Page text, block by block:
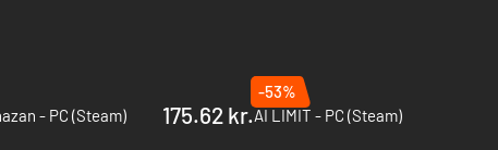
det fremkrybende mørke, som truer de få mennesker der er
genvinder Wuchangs tabte minder, vil dine valg føre dig til en af
på.
- PC (Steam)
175.62 kr.
-53%
AI LIMIT - PC (Steam)